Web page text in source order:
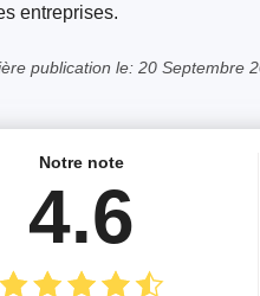
entreprises.
publication le: 20 Septembre
Notre note
4.6